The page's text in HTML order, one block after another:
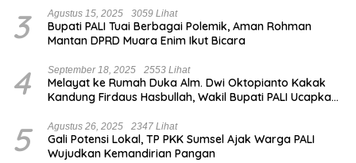
3 Agustus 15, 2025 3059 Lihat
Bupati PALI Tuai Berbagai Polemik, Aman Rohman
Mantan DPRD Muara Enim Ikut Bicara
4 September 18, 2025 2553 Lihat
Melayat ke Rumah Duka Alm. Dwi Oktopianto Kakak
Kandung Firdaus Hasbullah, Wakil Bupati PALI Ucapkan
5 Agustus 26, 2025 2347 Lihat
Gali Potensi Lokal, TP PKK Sumsel Ajak Warga PALI
Wujudkan Kemandirian Pangan